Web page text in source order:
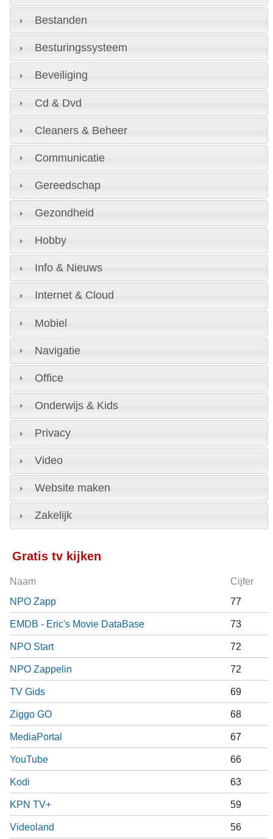
Bestanden
Besturingssysteem
Beveiliging
Cd & Dvd
Cleaners & Beheer
Communicatie
Gereedschap
Gezondheid
Hobby
Info & Nieuws
Internet & Cloud
Mobiel
Navigatie
Office
Onderwijs & Kids
Privacy
Video
Website maken
Zakelijk
Gratis tv kijken
Naam Cijfer
NPO Zapp 77
EMDB - Eric's Movie DataBase 73
NPO Start 72
NPO Zappelin 72
TV Gids 69
Ziggo GO 68
MediaPortal 67
YouTube 66
Kodi 63
KPN TV+ 59
Videoland
56